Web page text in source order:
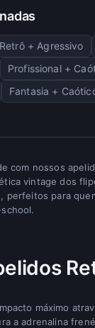
Retrô + Agressivo
Profissional +
Fantasia +
com nossos
vintage dos
perfeitos para
máximo
a adrenalina